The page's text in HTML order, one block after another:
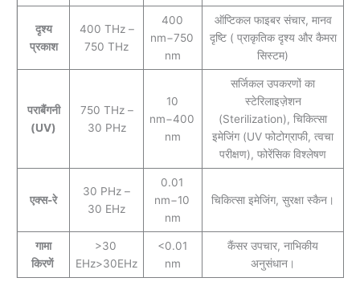
दृश्य
प्रकाश
400 THz –
750 THz
400
nm−750
nm
ऑप्टिकल फाइबर संचार, मानव
दृष्टि ( प्राकृतिक दृश्य और कैमरा
सिस्टम)
पराबैंगनी
(UV)
750 THz –
30 PHz
10
nm−400
nm
सर्जिकल उपकरणों का
स्टेरिलाइज़ेशन
(Sterilization), चिकित्सा
इमेजिंग (UV फोटोग्राफी, त्वचा
परीक्षण), फोरेंसिक विश्लेषण
एक्स-रे
30 PHz –
30 EHz
0.01
nm−10
nm
चिकित्सा इमेजिंग, सुरक्षा स्कैन।
गामा
किरणें
>30
EHz>30EHz
<0.01
nm
कैंसर उपचार, नाभिकीय
अनुसंधान।